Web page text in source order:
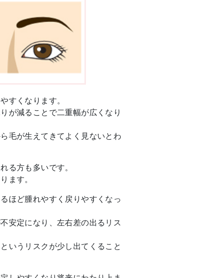
すくなります。
が減ることで二重幅が広くなり
毛が生えてきてよく見ないとわ
る方も多いです。
ます。
ほど腫れやすく戻りやすくなっ
安定になり、左右差の出るリス
いうリスクが少し出てくること